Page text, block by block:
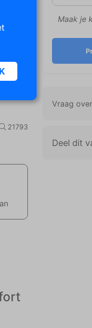
21793
Maak je
Vraag
Deel dit
van